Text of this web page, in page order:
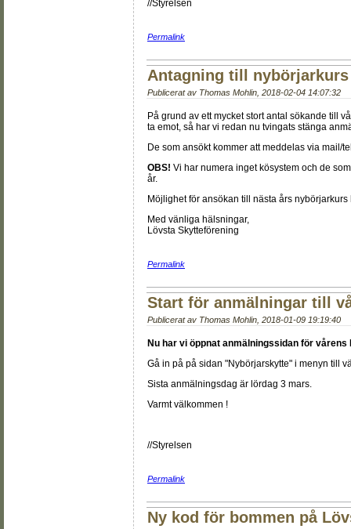
//Styrelsen
Permalink
Antagning till
Publicerat av Thomas Mohlin 2018-02-04 14:07:32
På grund av ett mycket stort antal sökande till
ta emot, så har vi redan nu tvingats stänga
De som ansökt kommer att meddelas via mail/
OBS! Vi har numera inget kösystem och de
år.
Möjlighet för ansökan till nästa års
Med vänliga hälsningar,
Lövsta Skytteförening
Permalink
Start för anmälningar till
Publicerat av Thomas Mohlin 2018-01-09 19:19:40
Nu har vi öppnat anmälningssidan för
Gå in på på sidan "Nybörjarskytte" i menyn till
Sista anmälningsdag är lördag 3 mars.
Varmt välkommen !
//Styrelsen
Permalink
Ny kod för bommen på